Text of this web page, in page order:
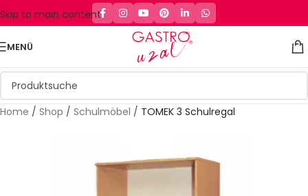
Skip to main content
MENÜ
Home / Shop / Schulmöbel / TOMEK 3 Schulregal